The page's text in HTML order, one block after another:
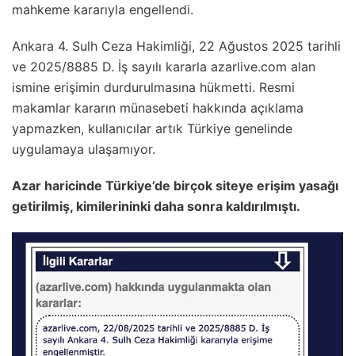
mahkeme kararıyla engellendi.
Ankara 4. Sulh Ceza Hakimliği, 22 Ağustos 2025 tarihli
ve 2025/8885 D. İş sayılı kararla azarlive.com alan
ismine erişimin durdurulmasına hükmetti. Resmi
makamlar kararın münasebeti hakkında açıklama
yapmazken, kullanıcılar artık Türkiye genelinde
uygulamaya ulaşamıyor.
Azar haricinde Türkiye’de birçok siteye erişim yasağı
getirilmiş, kimilerininki daha sonra kaldırılmıştı.